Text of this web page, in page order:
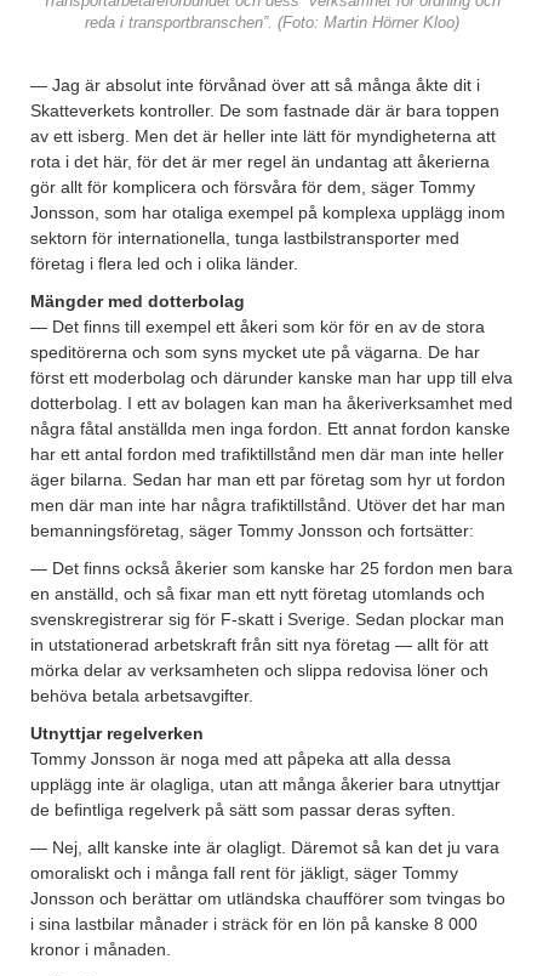
reda i transportbranschen”. (Foto: Martin Hörner Kloo)
— Jag är absolut inte förvånad över att så många åkte dit i
Skatteverkets kontroller. De som fastnade där är bara toppen
av ett isberg. Men det är heller inte lätt för myndigheterna att
rota i det här, för det är mer regel än undantag att åkerierna
gör allt för komplicera och försvåra för dem, säger Tommy
Jonsson, som har otaliga exempel på komplexa upplägg inom
sektorn för internationella, tunga lastbilstransporter med
företag i flera led och i olika länder.
Mängder med dotterbolag
— Det finns till exempel ett åkeri som kör för en av de stora
speditörerna och som syns mycket ute på vägarna. De har
först ett moderbolag och därunder kanske man har upp till elva
dotterbolag. I ett av bolagen kan man ha åkeriverksamhet med
några fåtal anställda men inga fordon. Ett annat fordon kanske
har ett antal fordon med trafiktillstånd men där man inte heller
äger bilarna. Sedan har man ett par företag som hyr ut fordon
men där man inte har några trafiktillstånd. Utöver det har man
bemanningsföretag, säger Tommy Jonsson och fortsätter:
— Det finns också åkerier som kanske har 25 fordon men bara
en anställd, och så fixar man ett nytt företag utomlands och
svenskregistrerar sig för F-skatt i Sverige. Sedan plockar man
in utstationerad arbetskraft från sitt nya företag — allt för att
mörka delar av verksamheten och slippa redovisa löner och
behöva betala arbetsavgifter.
Utnyttjar regelverken
Tommy Jonsson är noga med att påpeka att alla dessa
upplägg inte är olagliga, utan att många åkerier bara utnyttjar
de befintliga regelverk på sätt som passar deras syften.
— Nej, allt kanske inte är olagligt. Däremot så kan det ju vara
omoraliskt och i många fall rent för jäkligt, säger Tommy
Jonsson och berättar om utländska chaufförer som tvingas bo
i sina lastbilar månader i sträck för en lön på kanske 8 000
kronor i månaden.